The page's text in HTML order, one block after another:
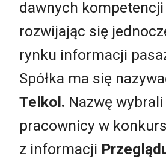
dawnych
rozwijając się
rynku informacji
Spółka ma się
Telkol. Nazwę
pracownicy w
z informacji